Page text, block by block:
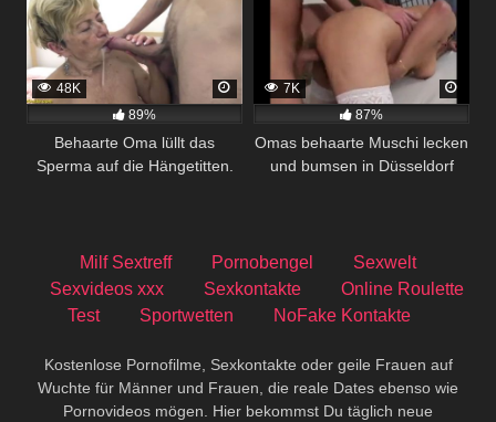
48K
89%
Behaarte Oma lüllt das
Sperma auf die Hängetitten.
7K
87%
Omas behaarte Muschi lecken
und bumsen in Düsseldorf
Milf Sextreff Pornobengel
Sexwelt
Sexvideos xxx
Sexkontakte
Online Roulette
Test
Sportwetten NoFake Kontakte
Kostenlose Pornofilme, Sexkontakte oder geile Frauen auf
Wuchte für Männer und Frauen, die reale Dates ebenso wie
Pornovideos mögen. Hier bekommst Du täglich neue